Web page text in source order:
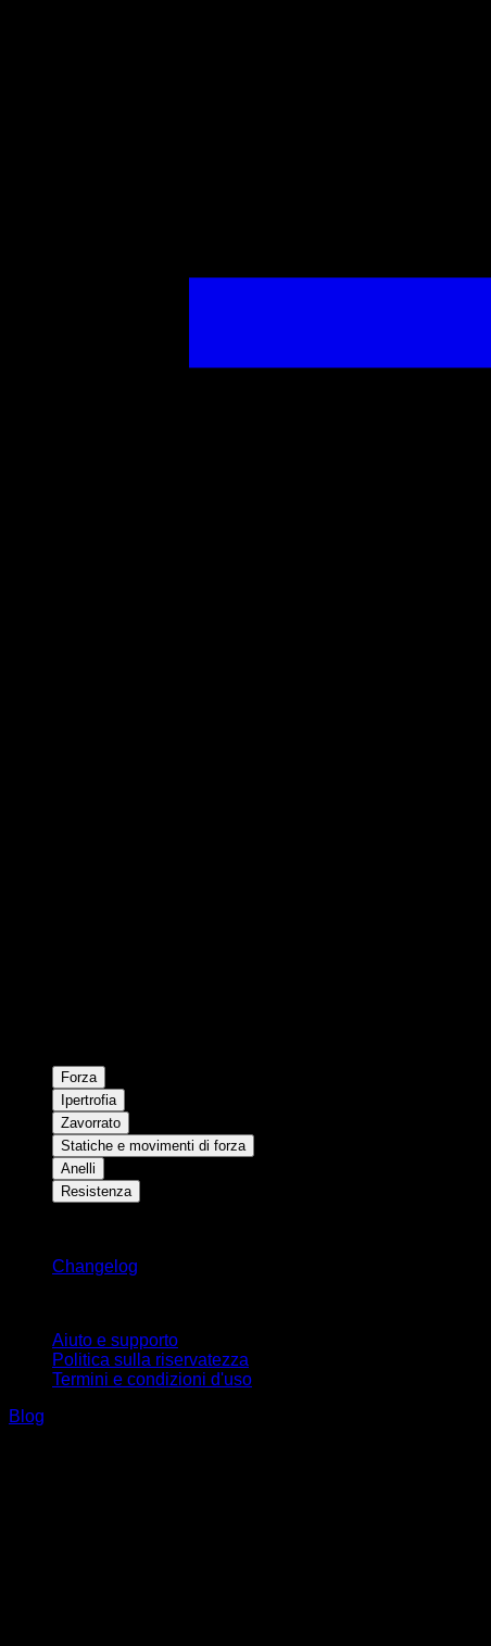
Forza
Ipertrofia
Zavorrato
Statiche e movimenti di forza
Anelli
Resistenza
Changelog
Aiuto e supporto
Politica sulla riservatezza
Termini e condizioni d'uso
Blog